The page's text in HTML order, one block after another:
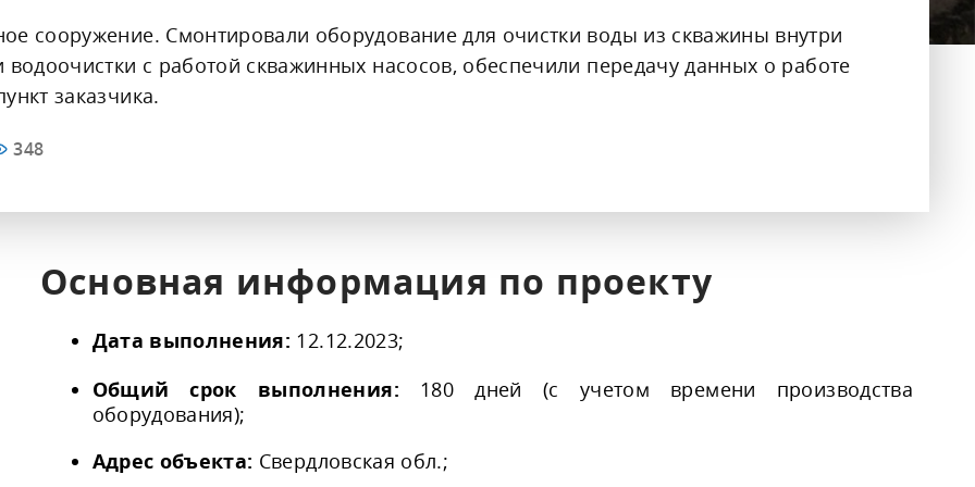
озоновые камеры
Дезинфекция
лаборатории
Офисные и жилые помещения
сооружение. Смонтировали оборудование для очистки воды из скважины внутри
водоочистки с работой скважинных насосов, обеспечили передачу данных о работе
заказчика.
348
Основная информация по проекту
Дата выполнения: 12.12.2023;
Общий срок выполнения: 180 дней (с учетом времени производства
оборудования);
Адрес объекта: Свердловская обл.;